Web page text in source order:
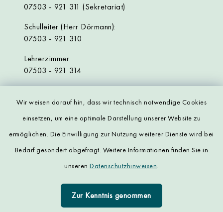
Wir weisen darauf hin, dass wir technisch notwendige Cookies
einsetzen, um eine optimale Darstellung unserer Website zu
ermöglichen. Die Einwilligung zur Nutzung weiterer Dienste wird bei
Bedarf gesondert abgefragt. Weitere Informationen finden Sie in
unserenDatenschutzhinweisen.
Zur Kenntnis genommen
07503 - 921 311 (Sekretariat)
Schulleiter (Herr Dörmann):
07503 - 921 310
Lehrerzimmer:
07503 - 921 314
Kontakt
Impressum